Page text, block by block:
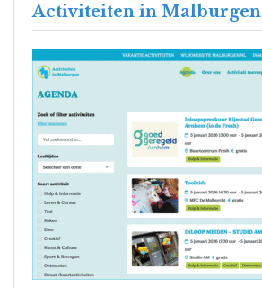
Activiteiten in Malburgen